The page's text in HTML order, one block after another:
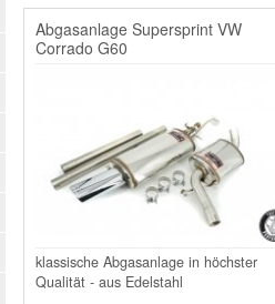
Abgasanlage Supersprint VW
Corrado G60
klassische Abgasanlage in höchster
Qualität - aus Edelstahl